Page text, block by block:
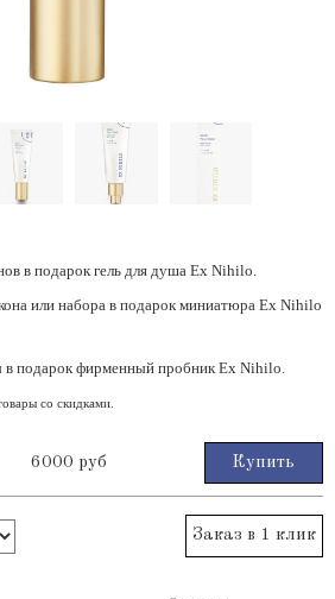
в подарок гель для душа Ex Nihilo.
или набора в подарок миниатюра Ex Nihilo
подарок фирменный пробник Ex Nihilo.
со скидками.
6000 руб Купить
Заказ в 1 клик